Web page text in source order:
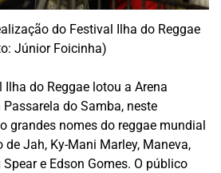
do Festival Ilha do Reggae
Júnior Foicinha)
Ilha do Reggae lotou a Arena
do Samba, neste
grandes nomes do reggae mundial
Jah, Ky-Mani Marley, Maneva,
e Edson Gomes. O público